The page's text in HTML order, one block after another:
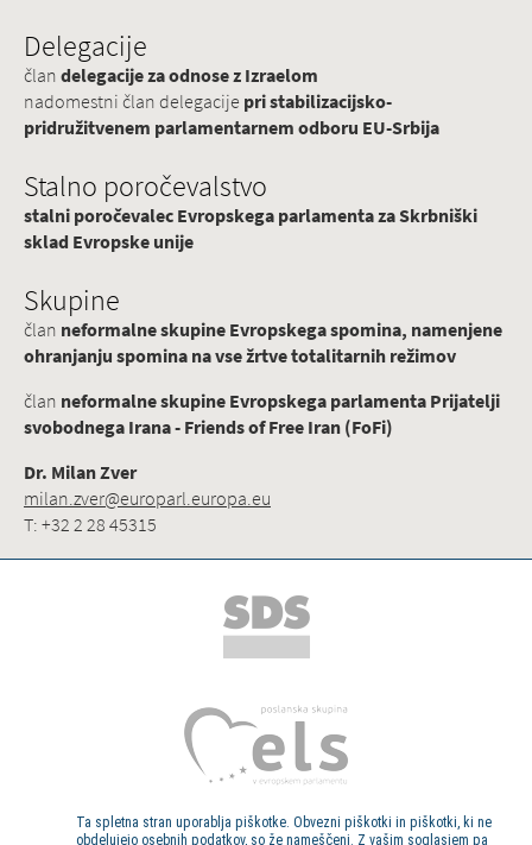
Delegacije
člandelegacije za odnose z Izraelom
nadomestni član delegacije pri stabilizacijsko-
pridružitvenem parlamentarnem odboru EU-Srbija
Stalno poročevalstvo
stalni poročevalec Evropskega parlamenta za Skrbniški
sklad Evropske unije
Skupine
član neformalne skupine Evropskega spomina, namenjene
ohranjanju spomina na vse žrtve totalitarnih režimov
član neformalne skupine Evropskega parlamenta Prijatelji
svobodnega Irana - Friends of Free Iran (FoFi)
Dr. Milan Zver
milan.zver@europarl.europa.eu
T: +32 2 28 45315
Ta spletna stran uporablja piškotke. Obvezni piškotki in piškotki, ki ne
obdelujejo osebnih podatkov, so že nameščeni. Z vašim soglasjem pa